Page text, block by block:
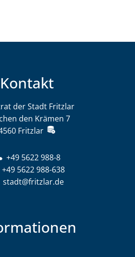
Kontakt
der Stadt Fritzlar
den Krämen 7
Fritzlar
+49 5622 988-8
+49 5622 988-638
stadt@fritzlar.de